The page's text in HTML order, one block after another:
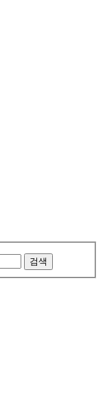
검색